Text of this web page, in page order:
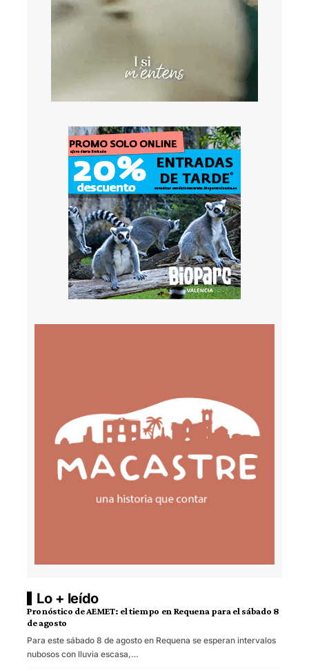
Lo + leído
Pronóstico de AEMET: el tiempo en Requena para el sábado 8
de agosto
Para este sábado 8 de agosto en Requena se esperan intervalos
nubosos con lluvia escasa,…